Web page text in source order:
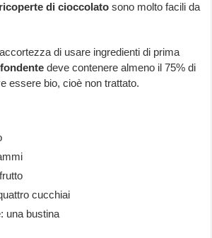
di cioccolato sono molto facili da
di usare ingredienti di prima
deve contenere almeno il 75% di
essere bio, cioè non trattato.
cucchiai
una bustina